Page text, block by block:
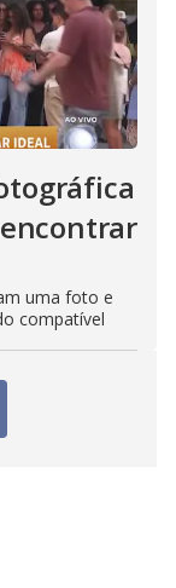
uma foto e
compatível